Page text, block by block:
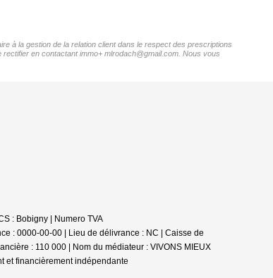
à la gestion de la relation client dans le respect des prescriptions
en contactant immo+ mlrodach@gmail.com. Nous vous
: Bobigny | Numero TVA
: 0000-00-00 | Lieu de délivrance : NC | Caisse de
: 110 000 | Nom du médiateur : VIVONS MIEUX
et financièrement indépendante